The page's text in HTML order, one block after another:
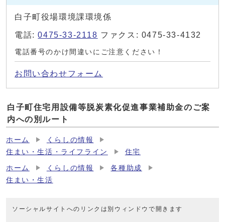
白子町役場環境課環境係
電話:0475-33-2118 ファクス: 0475-33-4132
電話番号のかけ間違いにご注意ください！
お問い合わせフォーム
白子町住宅用設備等脱炭素化促進事業補助金のご案
内への別ルート
ホーム
くらしの情報
住まい・生活・ライフライン
住宅
ホーム くらしの情報
各種助成
住まい・生活
ソーシャルサイトへのリンクは別ウィンドウで開きます